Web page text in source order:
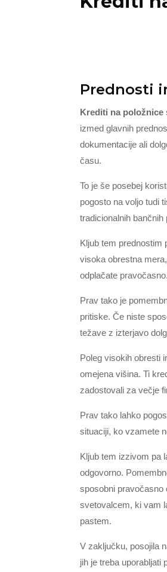
Prednosti
Krediti na položnice
izmed glavnih
dokumentacije ali
času.
To je še posebej
pogosto na voljo tudi
tradicionalnih bančnih
Kljub tem prednostim
visoka obrestna
odplačate pravočasno.
Prav tako je
pritiske. Če niste
težave z izterjavo
Poleg visokih obresti
omejena višina. Ti
zadostovali za večje
Prav tako lahko
situaciji, ko vzamete
Kljub tem izzivom pa
odgovorno.
sposobni pravočasno
svetovalcem, ki vam
pastem.
V zaključku, posojila
jih je treba uporabljati